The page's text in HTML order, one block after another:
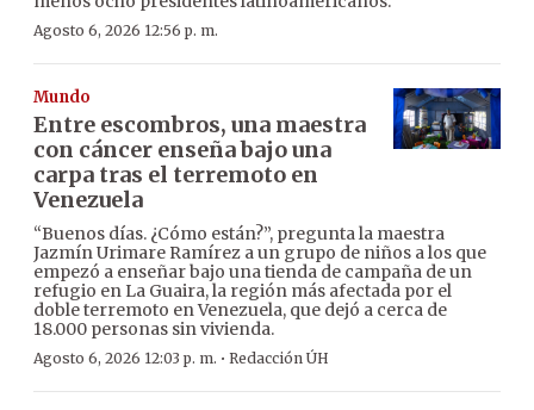
Agosto 6, 2026 12:56 p. m.
Mundo
Entre escombros, una maestra
con cáncer enseña bajo una
carpa tras el terremoto en
Venezuela
“Buenos días. ¿Cómo están?”, pregunta la maestra
Jazmín Urimare Ramírez a un grupo de niños a los que
empezó a enseñar bajo una tienda de campaña de un
refugio en La Guaira, la región más afectada por el
doble terremoto en Venezuela, que dejó a cerca de
18.000 personas sin vivienda.
Agosto 6, 2026 12:03 p. m. · Redacción ÚH